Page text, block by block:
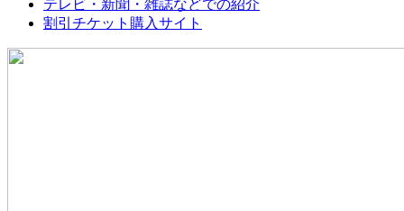
テレビ・新聞・雑誌などでの紹介
割引チケット購入サイト